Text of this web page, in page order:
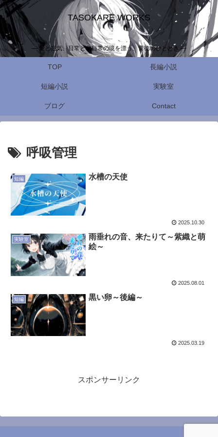
TASOKARE WORKS
— 愛と狂気、日常と非日常の境を漂う、背徳のひととき —
TOP 長編小説
短編小説 実験室
ブログ Contact
呼吸管理
短編 水槽の天使
2025.10.30
実験室
雨垂れの音、来たりて～紫織と萌
絵～
2025.08.01
短編 黒い卵～後編～
2025.03.19
スポンサーリンク